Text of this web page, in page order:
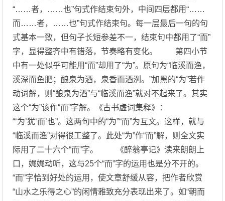
“……者，……也”句式作结束句外，中间四层都用“……
而……者，……也”句式作结束句。每一层最后一句的句
式基本一致，但句子长短参差不一，结束句中都用了“而”
字，显得整齐中有错落，节奏略有变化。 第四小节
中有一处似乎可能用“而”却用了“为”。原句为“临溪而渔，
溪深而鱼肥；酿泉为酒，泉香而酒洌。”加黑的“为”若作
动词解，则“酿泉为酒”与“临溪而渔”就对不起来了。其实
这个“为”该作“而”字解。《古书虚词集释》：
“‘为’犹‘而’也”。这两句中的“为”“而”为互文。这样，就与
“临溪而渔”对得很工整了。此处“为”作“而”解，则全文实
际用了二十六个“而”字。 《醉翁亭记》读来朗朗上
口，娓娓动听，这与25个“而”字的运用也是分不开的。
“而”字恰到好处的运用，使文章舒缓从容，把作者欣赏
“山水之乐得之心”的闲情雅致充分表现出来了。如“朝而